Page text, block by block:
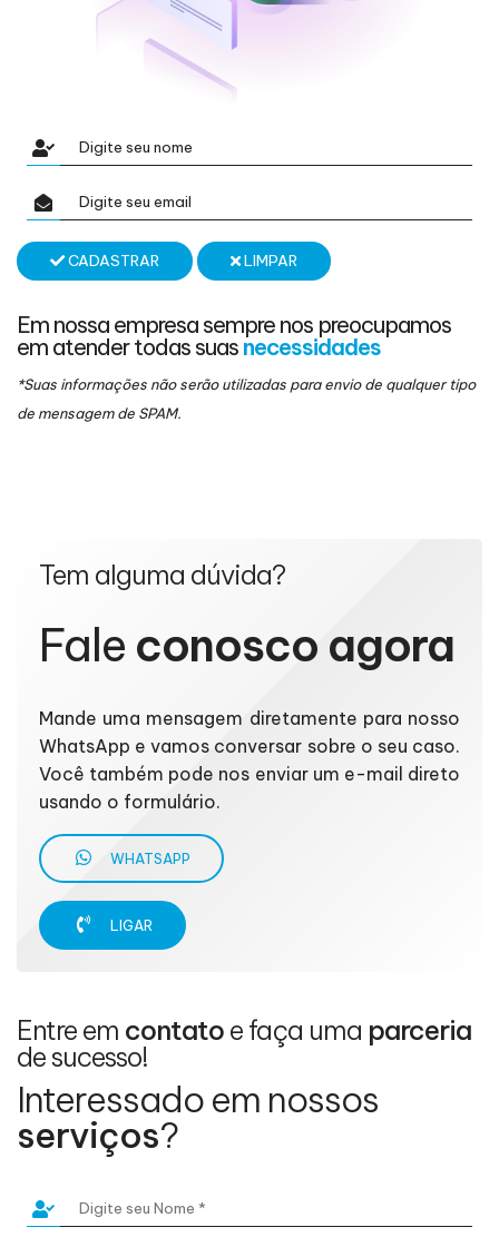
CADASTRAR LIMPAR
Em nossa empresa sempre nos preocupamos
em atender todas suas necessidades
*Suas informações não serão utilizadas para envio de qualquer tipo
de mensagem de SPAM.
Tem alguma dúvida?
Fale conosco agora
Mande uma mensagem diretamente para nosso
WhatsApp e vamos conversar sobre o seu caso.
Você também pode nos enviar um e-mail direto
usando o formulário.
WHATSAPP
LIGAR
Entre em contato e faça uma parceria
de sucesso!
Interessado em nossos
serviços?